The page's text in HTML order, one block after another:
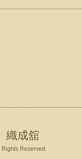
織成舘
Rights Reserved.